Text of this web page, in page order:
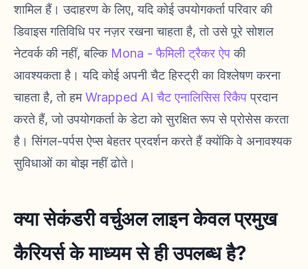
शामिल हैं। उदाहरण के लिए, यदि कोई उपयोगकर्ता परिवार की
डिवाइस गतिविधि पर नज़र रखना चाहता है, तो उसे पूरे सोशल
नेटवर्क की नहीं, बल्कि Mona - फैमिली ट्रैकर ऐपकी
आवश्यकता है। यदि कोई अपनी चैट हिस्ट्री का विश्लेषण करना
चाहता है, तो हमWrapped AI चैट एनालिसिस रिकैपप्रदान
करते हैं, जो उपयोगकर्ता के डेटा को सुरक्षित रूप से प्रोसेस करता
है। सिंगल-पर्पस ऐप्स बेहतर प्रदर्शन करते हैं क्योंकि वे अनावश्यक
सुविधाओं का बोझ नहीं ढोते।
क्या सेकंडरी वर्चुअल लाइन केवल प्रमुख
कैरियर्स के माध्यम से ही उपलब्ध है?